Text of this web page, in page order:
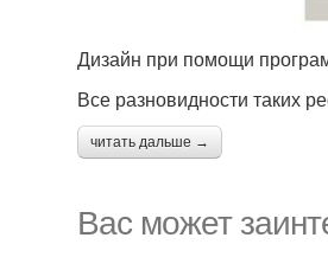
Дизайн при помощи
Все разновидности таких
читать дальше →
Вас может